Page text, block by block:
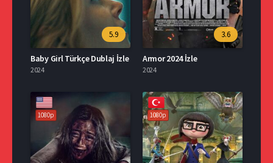
5.9
Baby Girl Türkçe Dublaj İzle
2024
3.6
Armor 2024 İzle
2024
1080p 1080p